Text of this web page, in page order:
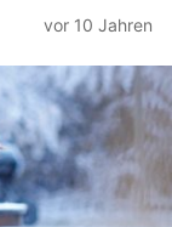
vor 10 Jahren